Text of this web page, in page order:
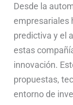
Desde la
empresariales
predictiva y el
estas
innovación.
propuestas,
entorno de